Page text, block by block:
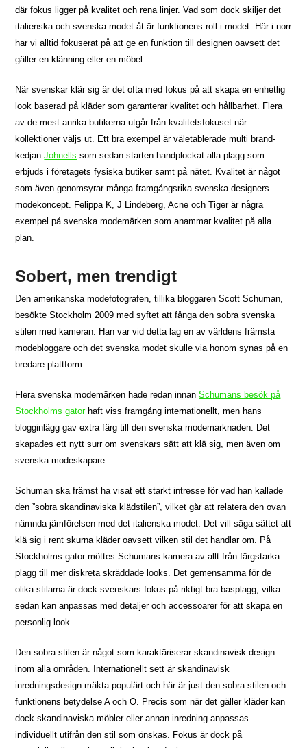
där fokus ligger på kvalitet och rena linjer. Vad som dock skiljer det
italienska och svenska modet åt är funktionens roll i modet. Här i norr
har vi alltid fokuserat på att ge en funktion till designen oavsett det
gäller en klänning eller en möbel.
När svenskar klär sig är det ofta med fokus på att skapa en enhetlig
look baserad på kläder som garanterar kvalitet och hållbarhet. Flera
av de mest anrika butikerna utgår från kvalitetsfokuset när
kollektioner väljs ut. Ett bra exempel är väletablerade multi brand-
kedjanJohnells som sedan starten handplockat alla plagg som
erbjuds i företagets fysiska butiker samt på nätet. Kvalitet är något
som även genomsyrar många framgångsrika svenska designers
modekoncept. Felippa K, J Lindeberg, Acne och Tiger är några
exempel på svenska modemärken som anammar kvalitet på alla
plan.
Sobert, men trendigt
Den amerikanska modefotografen, tillika bloggaren Scott Schuman,
besökte Stockholm 2009 med syftet att fånga den sobra svenska
stilen med kameran. Han var vid detta lag en av världens främsta
modebloggare och det svenska modet skulle via honom synas på en
bredare plattform.
Flera svenska modemärken hade redan innanSchumans besök på
Stockholms gatorhaft viss framgång internationellt, men hans
blogginlägg gav extra färg till den svenska modemarknaden. Det
skapades ett nytt surr om svenskars sätt att klä sig, men även om
svenska modeskapare.
Schuman ska främst ha visat ett starkt intresse för vad han kallade
den ”sobra skandinaviska klädstilen”, vilket går att relatera den ovan
nämnda jämförelsen med det italienska modet. Det vill säga sättet att
klä sig i rent skurna kläder oavsett vilken stil det handlar om. På
Stockholms gator möttes Schumans kamera av allt från färgstarka
plagg till mer diskreta skräddade looks. Det gemensamma för de
olika stilarna är dock svenskars fokus på riktigt bra basplagg, vilka
sedan kan anpassas med detaljer och accessoarer för att skapa en
personlig look.
Den sobra stilen är något som karaktäriserar skandinavisk design
inom alla områden. Internationellt sett är skandinavisk
inredningsdesign mäkta populärt och här är just den sobra stilen och
funktionens betydelse A och O. Precis som när det gäller kläder kan
dock skandinaviska möbler eller annan inredning anpassas
individuellt utifrån den stil som önskas. Fokus är dock på